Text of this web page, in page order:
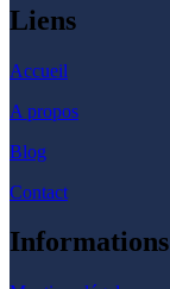
Liens
Accueil
A propos
Blog
Contact
Informations